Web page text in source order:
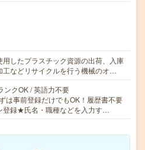
用したプラスチック資源の出荷、入庫
工などリサイクルを行う機械のオ…
ンクOK / 英語力不要
は事前登録だけでもOK！履歴書不要
登録★氏名・職種などを入力す…